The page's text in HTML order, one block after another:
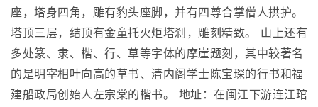
座，塔身四角，雕有豹头座脚，并有四尊合掌僧人拱护。
塔顶三层，结顶有金童托火炬塔刹，雕刻精致。 山上还有
多处篆、隶、楷、行、草等字体的摩崖题刻，其中较著名
的是明宰相叶向高的草书、清内阁学士陈宝琛的行书和福
建船政局创始人左宗棠的楷书。 地址：在闽江下游连江琯